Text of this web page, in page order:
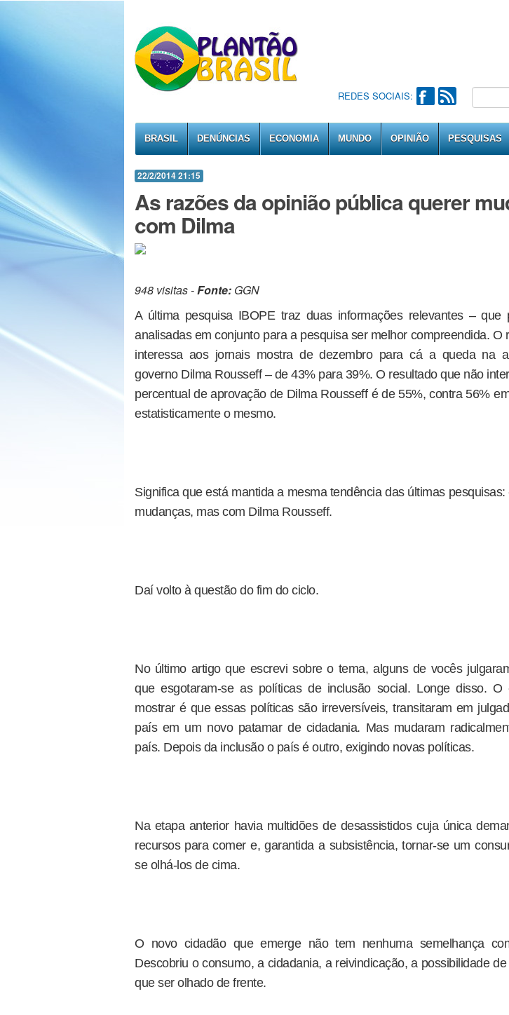
REDES SOCIAIS:
BRASIL DENÚNCIAS ECONOMIA MUNDO OPINIÃO PESQUISAS
22/2/2014 21:15
As razões da opinião pública querer
com Dilma
948 visitas -Fonte: GGN
A última pesquisa IBOPE traz duas informações relevantes – que
analisadas em conjunto para a pesquisa ser melhor compreendida. O
interessa aos jornais mostra de dezembro para cá a queda na
governo Dilma Rousseff – de 43% para 39%. O resultado que não
percentual de aprovação de Dilma Rousseff é de 55%, contra 56%
estatisticamente o mesmo.
Significa que está mantida a mesma tendência das últimas pesquisas:
mudanças, mas com Dilma Rousseff.
Daí volto à questão do fim do ciclo.
No último artigo que escrevi sobre o tema, alguns de vocês
que esgotaram-se as políticas de inclusão social. Longe disso. O
mostrar é que essas políticas são irreversíveis, transitaram em
país em um novo patamar de cidadania. Mas mudaram
país. Depois da inclusão o país é outro, exigindo novas políticas.
Na etapa anterior havia multidões de desassistidos cuja única
recursos para comer e, garantida a subsistência, tornar-se um
se olhá-los de cima.
O novo cidadão que emerge não tem nenhuma semelhança
Descobriu o consumo, a cidadania, a reivindicação, a possibilidade de
que ser olhado de frente.